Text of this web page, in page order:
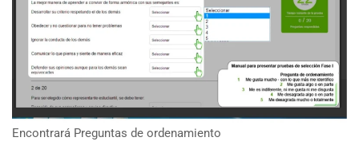
Encontrará Preguntas de ordenamiento